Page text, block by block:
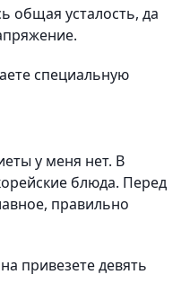
общая усталость, да
специальную
у меня нет. В
блюда. Перед
правильно
привезете девять